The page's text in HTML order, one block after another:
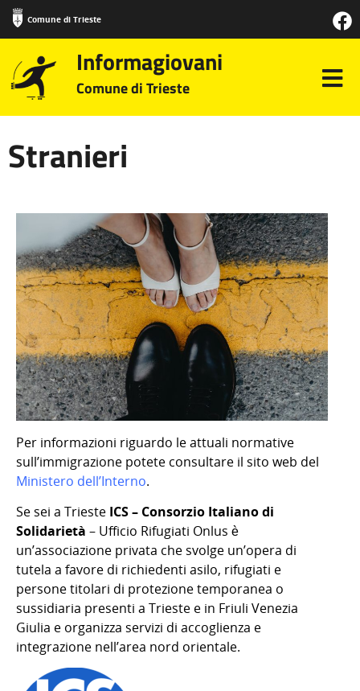
Comune di Trieste
Informagiovani
Comune di Trieste
Stranieri
Per informazioni riguardo le attuali normative
sull’immigrazione potete consultare il sito web del
Ministero dell’Interno.
Se sei a Trieste ICS – Consorzio Italiano di
Solidarietà – Ufficio Rifugiati Onlus è
un’associazione privata che svolge un’opera di
tutela a favore di richiedenti asilo, rifugiati e
persone titolari di protezione temporanea o
sussidiaria presenti a Trieste e in Friuli Venezia
Giulia e organizza servizi di accoglienza e
integrazione nell’area nord orientale.